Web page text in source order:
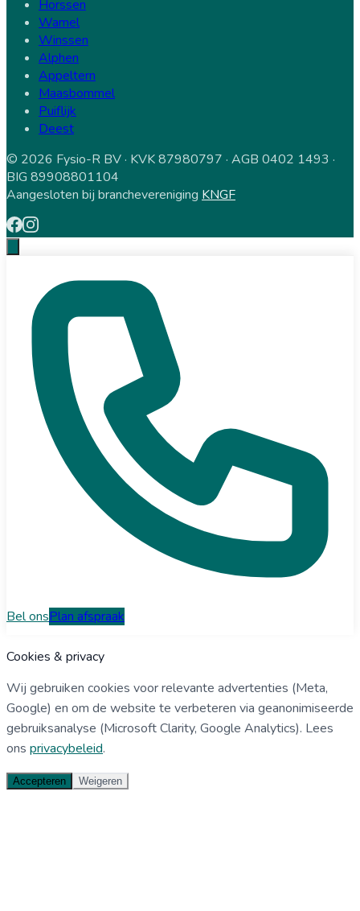
Horssen
Wamel
Winssen
Alphen
Appeltern
Maasbommel
Puiflijk
Deest
© 2026 Fysio-R BV · KVK 87980797 · AGB 0402 1493 ·
BIG 89908801104
Aangesloten bij branchevereniging KNGF
Bel onsPlan afspraak
Cookies & privacy
Wij gebruiken cookies voor relevante advertenties (Meta,
Google) en om de website te verbeteren via geanonimiseerde
gebruiksanalyse (Microsoft Clarity, Google Analytics). Lees
ons privacybeleid.
Accepteren Weigeren